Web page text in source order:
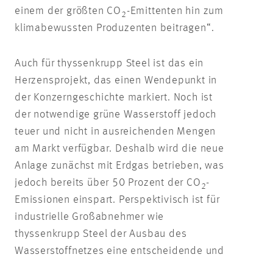
einem der größten CO 2 -Emittenten hin zum
klimabewussten Produzenten beitragen“.
Auch für thyssenkrupp Steel ist das ein
Herzensprojekt, das einen Wendepunkt in
der Konzerngeschichte markiert. Noch ist
der notwendige grüne Wasserstoff jedoch
teuer und nicht in ausreichenden Mengen
am Markt verfügbar. Deshalb wird die neue
Anlage zunächst mit Erdgas betrieben, was
jedoch bereits über 50 Prozent der CO 2-
Emissionen einspart. Perspektivisch ist für
industrielle Großabnehmer wie
thyssenkrupp Steel der Ausbau des
Wasserstoffnetzes eine entscheidende und